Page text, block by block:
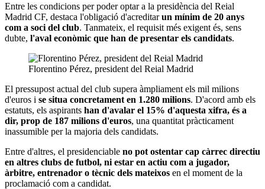
Entre les condicions per poder optar a la presidència del Reial
Madrid CF, destaca l'obligació d'acreditarun mínim de 20 anys
com a soci del club. Tanmateix, el requisit més exigent és, sens
dubte, l'aval econòmic que han de presentar els candidats.
Florentino Pérez, president del Reial Madrid
El pressupost actual del club supera àmpliament els mil milions
d'euros i se situa concretament en 1.280 milions. D'acord amb els
estatuts, els aspirants han d'avalar el 15% d'aquesta xifra, és a
dir, prop de 187 milions d'euros, una quantitat pràcticament
inassumible per la majoria dels candidats.
Entre d'altres, el presidenciable no pot ostentar cap càrrec directiu
en altres clubs de futbol, ni estar en actiu com a jugador,
àrbitre, entrenador o tècnic dels mateixos en el moment de la
proclamació com a candidat.